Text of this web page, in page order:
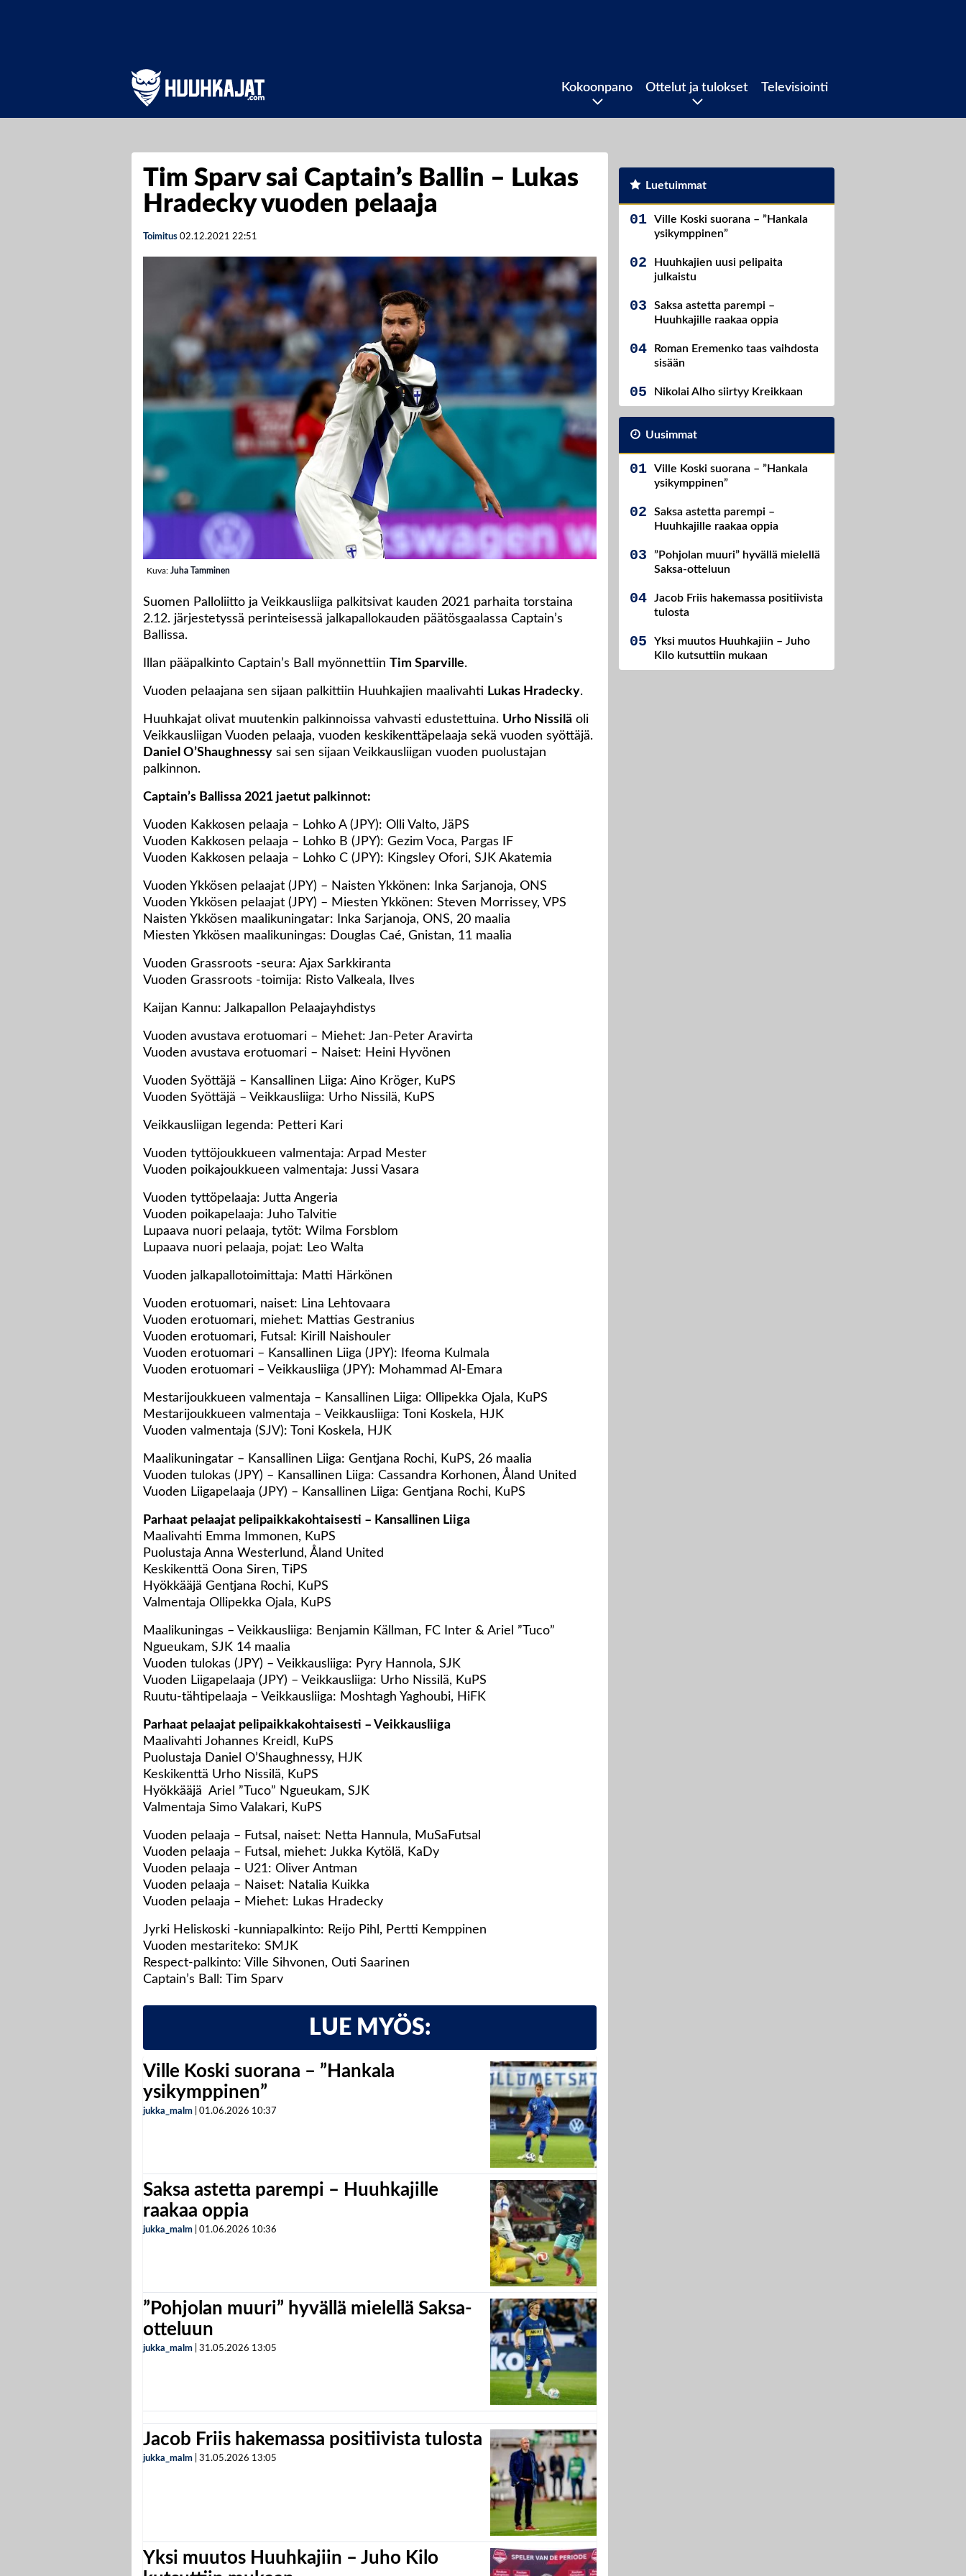
Kokoonpano Ottelut ja tulokset Televisiointi
Tim Sparv sai Captain’s Ballin – Lukas
Hradecky vuoden pelaaja
Toimitus 02.12.2021 22:51
Kuva: Juha Tamminen
Suomen Palloliitto ja Veikkausliiga palkitsivat kauden 2021 parhaita torstaina
2.12. järjestetyssä perinteisessä jalkapallokauden päätösgaalassa Captain’s
Ballissa.
Illan pääpalkinto Captain’s Ball myönnettiin Tim Sparville.
Vuoden pelaajana sen sijaan palkittiin Huuhkajien maalivahti Lukas Hradecky.
Huuhkajat olivat muutenkin palkinnoissa vahvasti edustettuina. Urho Nissilä oli
Veikkausliigan Vuoden pelaaja, vuoden keskikenttäpelaaja sekä vuoden syöttäjä.
Daniel O’Shaughnessy sai sen sijaan Veikkausliigan vuoden puolustajan
palkinnon.
Captain’s Ballissa 2021 jaetut palkinnot:
Vuoden Kakkosen pelaaja – Lohko A (JPY): Olli Valto, JäPS
Vuoden Kakkosen pelaaja – Lohko B (JPY): Gezim Voca, Pargas IF
Vuoden Kakkosen pelaaja – Lohko C (JPY): Kingsley Ofori, SJK Akatemia
Vuoden Ykkösen pelaajat (JPY) – Naisten Ykkönen: Inka Sarjanoja, ONS
Vuoden Ykkösen pelaajat (JPY) – Miesten Ykkönen: Steven Morrissey, VPS
Naisten Ykkösen maalikuningatar: Inka Sarjanoja, ONS, 20 maalia
Miesten Ykkösen maalikuningas: Douglas Caé, Gnistan, 11 maalia
Vuoden Grassroots -seura: Ajax Sarkkiranta
Vuoden Grassroots -toimija: Risto Valkeala, Ilves
Kaijan Kannu: Jalkapallon Pelaajayhdistys
Vuoden avustava erotuomari – Miehet: Jan-Peter Aravirta
Vuoden avustava erotuomari – Naiset: Heini Hyvönen
Vuoden Syöttäjä – Kansallinen Liiga: Aino Kröger, KuPS
Vuoden Syöttäjä – Veikkausliiga: Urho Nissilä, KuPS
Veikkausliigan legenda: Petteri Kari
Vuoden tyttöjoukkueen valmentaja: Arpad Mester
Vuoden poikajoukkueen valmentaja: Jussi Vasara
Vuoden tyttöpelaaja: Jutta Angeria
Vuoden poikapelaaja: Juho Talvitie
Lupaava nuori pelaaja, tytöt: Wilma Forsblom
Lupaava nuori pelaaja, pojat: Leo Walta
Vuoden jalkapallotoimittaja: Matti Härkönen
Vuoden erotuomari, naiset: Lina Lehtovaara
Vuoden erotuomari, miehet: Mattias Gestranius
Vuoden erotuomari, Futsal: Kirill Naishouler
Vuoden erotuomari – Kansallinen Liiga (JPY): Ifeoma Kulmala
Vuoden erotuomari – Veikkausliiga (JPY): Mohammad Al-Emara
Mestarijoukkueen valmentaja – Kansallinen Liiga: Ollipekka Ojala, KuPS
Mestarijoukkueen valmentaja – Veikkausliiga: Toni Koskela, HJK
Vuoden valmentaja (SJV): Toni Koskela, HJK
Maalikuningatar – Kansallinen Liiga: Gentjana Rochi, KuPS, 26 maalia
Vuoden tulokas (JPY) – Kansallinen Liiga: Cassandra Korhonen, Åland United
Vuoden Liigapelaaja (JPY) – Kansallinen Liiga: Gentjana Rochi, KuPS
Parhaat pelaajat pelipaikkakohtaisesti – Kansallinen Liiga
Maalivahti Emma Immonen, KuPS
Puolustaja Anna Westerlund, Åland United
Keskikenttä Oona Siren, TiPS
Hyökkääjä Gentjana Rochi, KuPS
Valmentaja Ollipekka Ojala, KuPS
Maalikuningas – Veikkausliiga: Benjamin Källman, FC Inter & Ariel ”Tuco”
Ngueukam, SJK 14 maalia
Vuoden tulokas (JPY) – Veikkausliiga: Pyry Hannola, SJK
Vuoden Liigapelaaja (JPY) – Veikkausliiga: Urho Nissilä, KuPS
Ruutu-tähtipelaaja – Veikkausliiga: Moshtagh Yaghoubi, HiFK
Parhaat pelaajat pelipaikkakohtaisesti – Veikkausliiga
Maalivahti Johannes Kreidl, KuPS
Puolustaja Daniel O’Shaughnessy, HJK
Keskikenttä Urho Nissilä, KuPS
Hyökkääjä Ariel ”Tuco” Ngueukam, SJK
Valmentaja Simo Valakari, KuPS
Vuoden pelaaja – Futsal, naiset: Netta Hannula, MuSaFutsal
Vuoden pelaaja – Futsal, miehet: Jukka Kytölä, KaDy
Vuoden pelaaja – U21: Oliver Antman
Vuoden pelaaja – Naiset: Natalia Kuikka
Vuoden pelaaja – Miehet: Lukas Hradecky
Jyrki Heliskoski -kunniapalkinto: Reijo Pihl, Pertti Kemppinen
Vuoden mestariteko: SMJK
Respect-palkinto: Ville Sihvonen, Outi Saarinen
Captain’s Ball: Tim Sparv
LUE MYÖS:
Ville Koski suorana – ”Hankala
ysikymppinen”
jukka_malm 01.06.2026 10:37
Saksa astetta parempi – Huuhkajille
raakaa oppia
jukka_malm 01.06.2026 10:36
”Pohjolan muuri” hyvällä mielellä Saksa-
otteluun
jukka_malm 31.05.2026 13:05
Jacob Friis hakemassa positiivista tulosta
jukka_malm 31.05.2026 13:05
Yksi muutos Huuhkajiin – Juho Kilo
Luetuimmat
Ville Koski suorana – ”Hankala
ysikymppinen”
Huuhkajien uusi pelipaita
julkaistu
Saksa astetta parempi –
Huuhkajille raakaa oppia
Roman Eremenko taas vaihdosta
sisään
Nikolai Alho siirtyy Kreikkaan
Uusimmat
Ville Koski suorana – ”Hankala
ysikymppinen”
Saksa astetta parempi –
Huuhkajille raakaa oppia
”Pohjolan muuri” hyvällä mielellä
Saksa-otteluun
Jacob Friis hakemassa positiivista
tulosta
Yksi muutos Huuhkajiin – Juho
Kilo kutsuttiin mukaan